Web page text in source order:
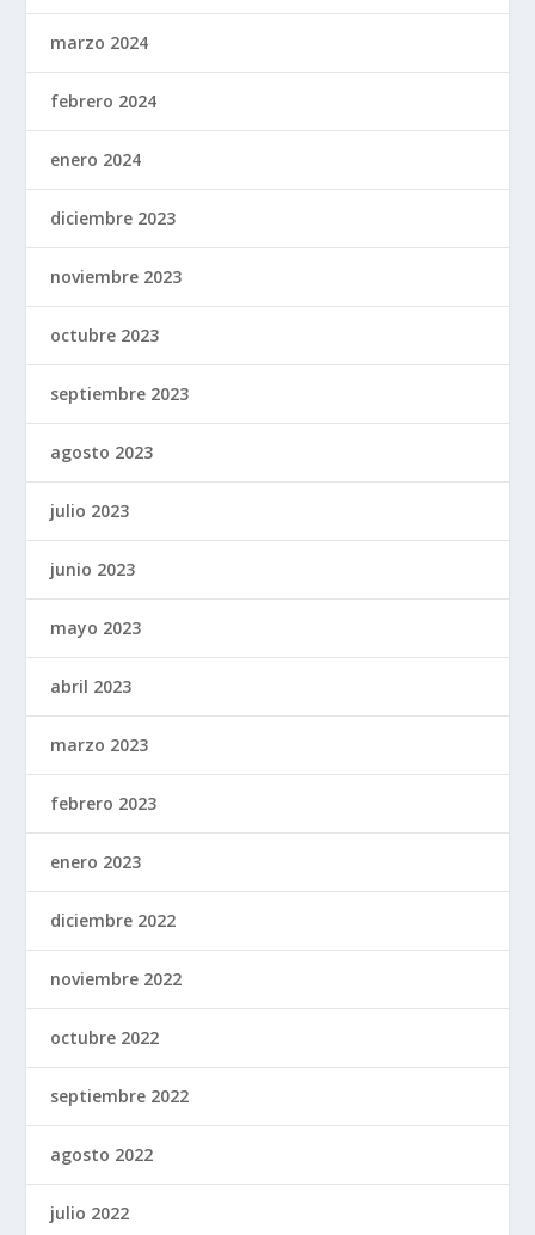
marzo 2024
febrero 2024
enero 2024
diciembre 2023
noviembre 2023
octubre 2023
septiembre 2023
agosto 2023
julio 2023
junio 2023
mayo 2023
abril 2023
marzo 2023
febrero 2023
enero 2023
diciembre 2022
noviembre 2022
octubre 2022
septiembre 2022
agosto 2022
julio 2022